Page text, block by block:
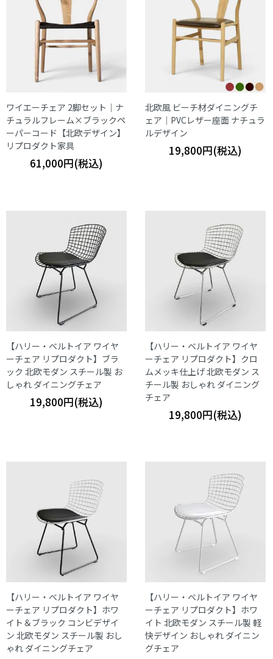
ワイエーチェア 2脚セット｜ナ
チュラルフレーム×ブラックペ
ーパーコード【北欧デザイン】
リプロダクト家具
61,000円(税込)
北欧風 ビーチ材ダイニングチ
ェア｜PVCレザー座面 ナチュラ
ルデザイン
19,800円(税込)
【ハリー・ベルトイア ワイヤ
ーチェア リプロダクト】ブラ
ック 北欧モダン スチール製 お
しゃれ ダイニングチェア
19,800円(税込)
【ハリー・ベルトイア ワイヤ
ーチェア リプロダクト】クロ
ムメッキ仕上げ 北欧モダン ス
チール製 おしゃれ ダイニング
チェア
19,800円(税込)
【ハリー・ベルトイア ワイヤ
ーチェア リプロダクト】ホワ
イト＆ブラック コンビデザイ
ン 北欧モダン スチール製 おし
ゃれ ダイニングチェア
【ハリー・ベルトイア ワイヤ
ーチェア リプロダクト】ホワ
イト 北欧モダン スチール製 軽
快デザイン おしゃれ ダイニン
グチェア